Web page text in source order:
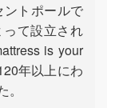
トポールで
て設立され
is your
年以上にわ